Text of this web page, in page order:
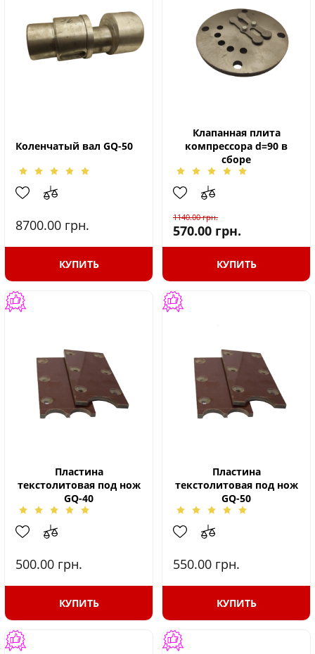
Коленчатый вал GQ-50
8700.00 грн.
КУПИТЬ
Клапанная плита
компрессора d=90 в
сборе
1140.00грн.
570.00 грн.
КУПИТЬ
Пластина
текстолитовая под нож
GQ-40
500.00 грн.
КУПИТЬ
Пластина
текстолитовая под нож
GQ-50
550.00 грн.
КУПИТЬ